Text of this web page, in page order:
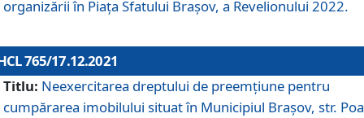
organizării în Piața Sfatului Brașov, a Revelionului 2022.
765/17.12.2021
Titlu: Neexercitarea dreptului de preemţiune pentru
cumpărarea imobilului situat în Municipiul Braşov, str.